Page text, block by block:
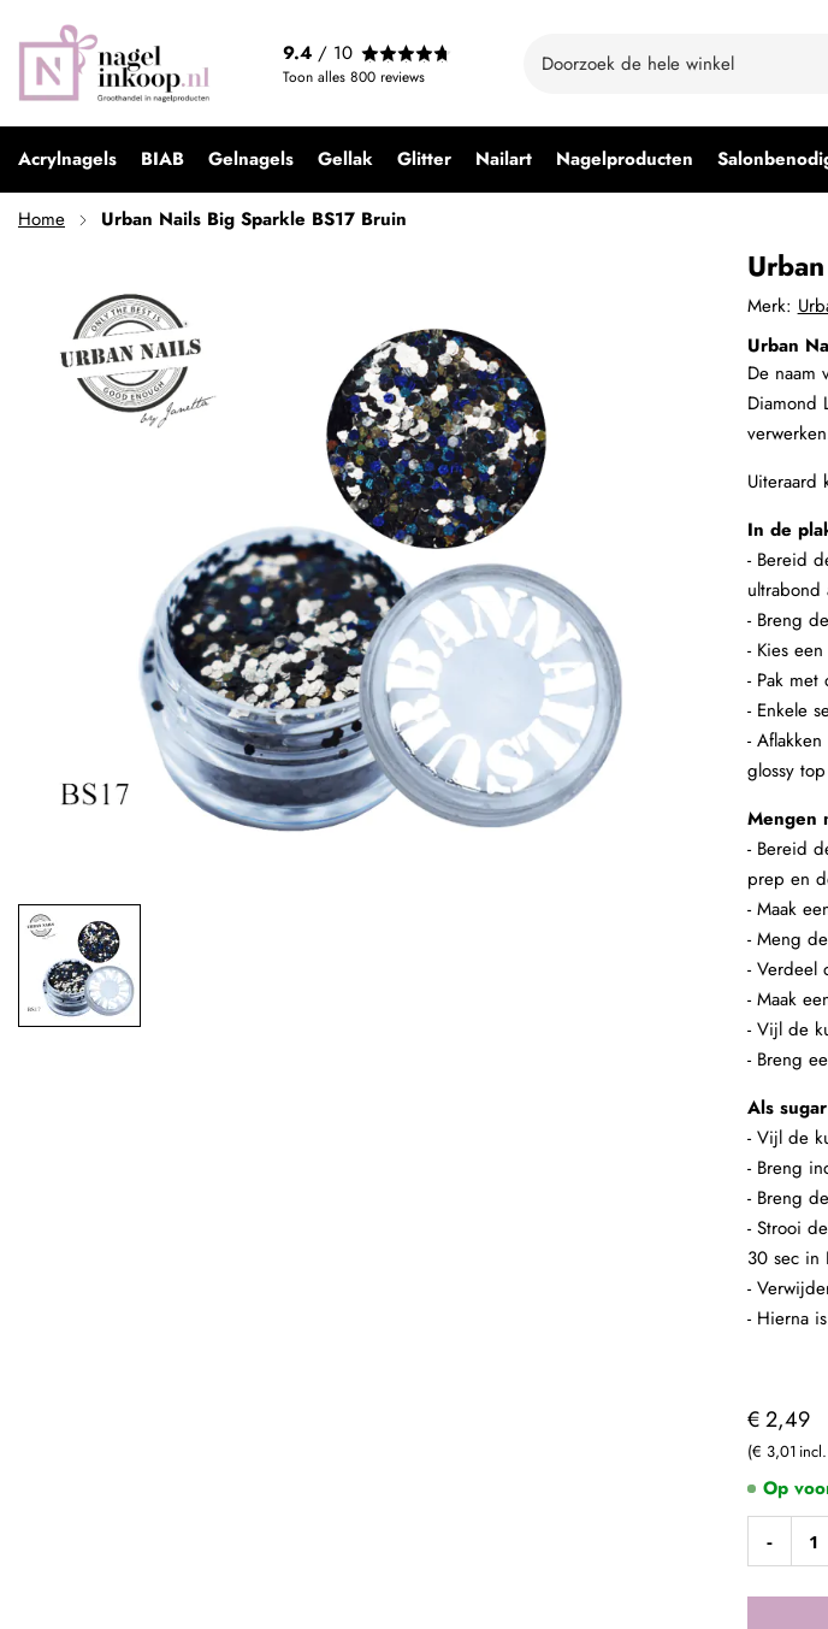
9.4 / 10
Toon alles 800 reviews
Acrylnagels BIAB Gelnagels Gellak Glitter Nailart Nagelproducten
Home Urban Nails Big Sparkle BS17 Bruin
€ 2,49
€ 3,01
Urban Nails Big Sparkle BS17 Bruin
€ 2,49
-
Merk:
Op
Urban
De naam
Diamond
Uiteraard
In de
- Bereid
ultrabond
- Breng
- Kies
- Pak
- Enkele
-
glossy
Mengen
- Bereid
prep en
- Maak
- Meng
- Verdeel
- Maak
- Vijl de
- Breng
Als
- Vijl de
- Breng
- Breng
- Strooi
30 sec in
-
- Hierna